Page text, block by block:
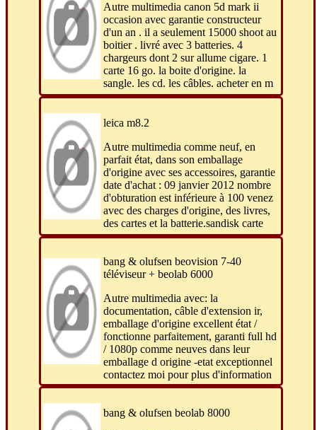
Autre multimedia canon 5d mark ii
occasion avec garantie constructeur
d'un an . il a seulement 15000 shoot au
boitier . livré avec 3 batteries. 4
chargeurs dont 2 sur allume cigare. 1
carte 16 go. la boite d'origine. la
sangle. les cd. les câbles. acheter en m
leica m8.2
Autre multimedia comme neuf, en
parfait état, dans son emballage
d'origine avec ses accessoires, garantie
date d'achat : 09 janvier 2012 nombre
d'obturation est inférieure à 100 venez
avec des charges d'origine, des livres,
des cartes et la batterie.sandisk carte
bang & olufsen beovision 7-40
téléviseur + beolab 6000
Autre multimedia avec: la
documentation, câble d'extension ir,
emballage d'origine excellent état /
fonctionne parfaitement, garanti full hd
/ 1080p comme neuves dans leur
emballage d origine -etat exceptionnel
contactez moi pour plus d'information
bang & olufsen beolab 8000